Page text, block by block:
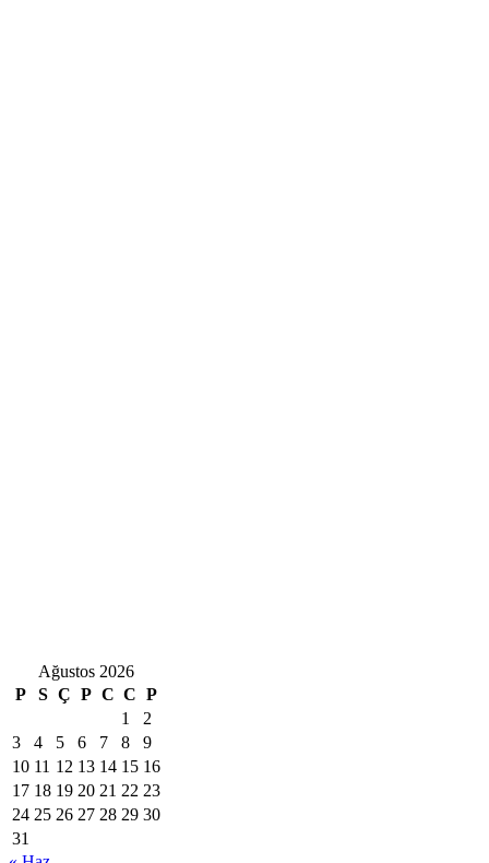
Ağustos 2026
P
S Ç P C C P
1
2
3
4 5 6 7 8
9
10 11 12 13 14 15 16
17 18 19 20 21 22 23
24 25 26 27 28 29 30
31